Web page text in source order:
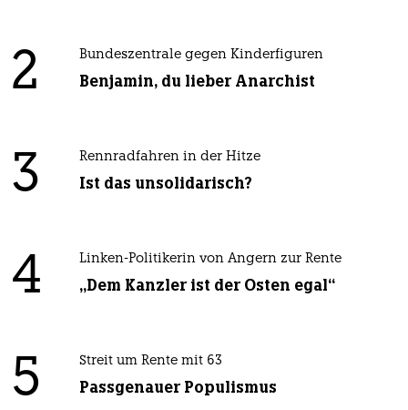
2 Bundeszentrale gegen Kinderfiguren
Benjamin, du lieber Anarchist
3 Rennradfahren in der Hitze
Ist das unsolidarisch?
4 Linken-Politikerin von Angern zur Rente
„Dem Kanzler ist der Osten egal“
5 Streit um Rente mit 63
Passgenauer Populismus